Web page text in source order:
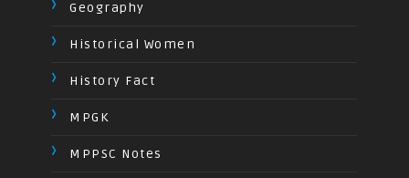
Geography
Historical Women
History Fact
MPGK
MPPSC Notes